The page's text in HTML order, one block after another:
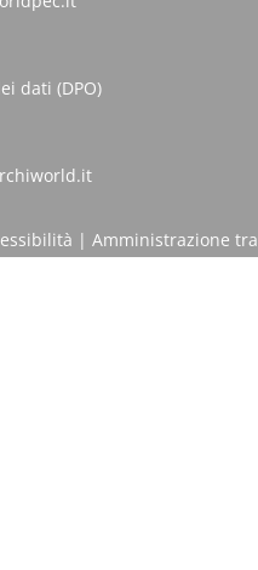
dati (DPO)
| Amministrazione